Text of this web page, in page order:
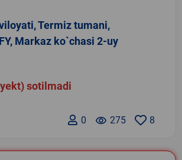
Termiz tumani,
Markaz ko`chasi 2-uy
sotilmadi
8
remove_red_eye 275
0